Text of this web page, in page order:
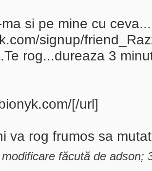
si pe mine cu
signup/
rog...dureaza 3
[/url]
va rog frumos sa
făcută de adson;